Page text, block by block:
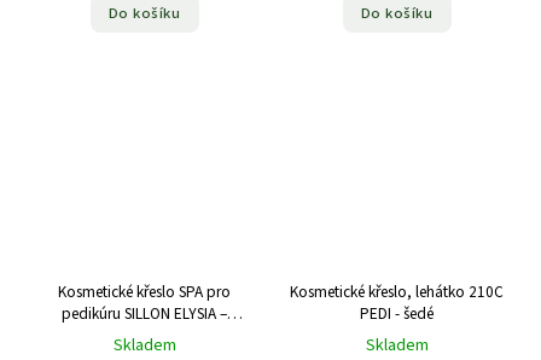
Do košíku Do košíku
Kosmetické křeslo SPA pro
pedikúru SILLON ELYSIA –
krémové
Skladem
Kosmetické křeslo, lehátko 210C
PEDI - šedé
Skladem